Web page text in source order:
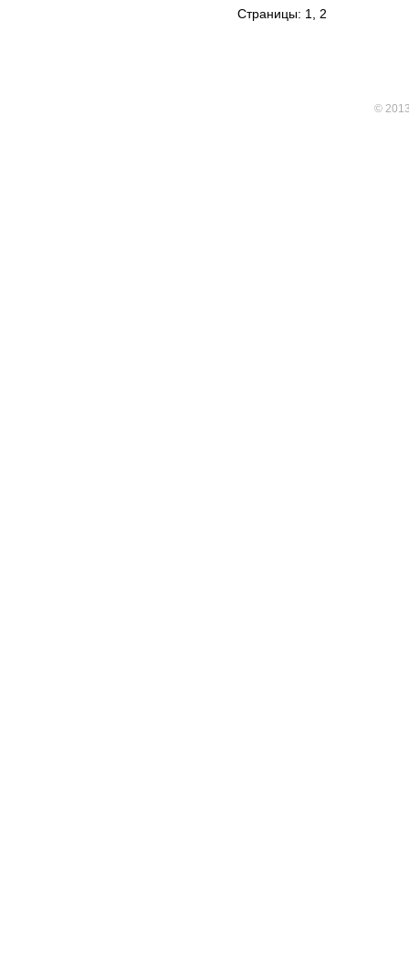
Страницы: 1, 2
©